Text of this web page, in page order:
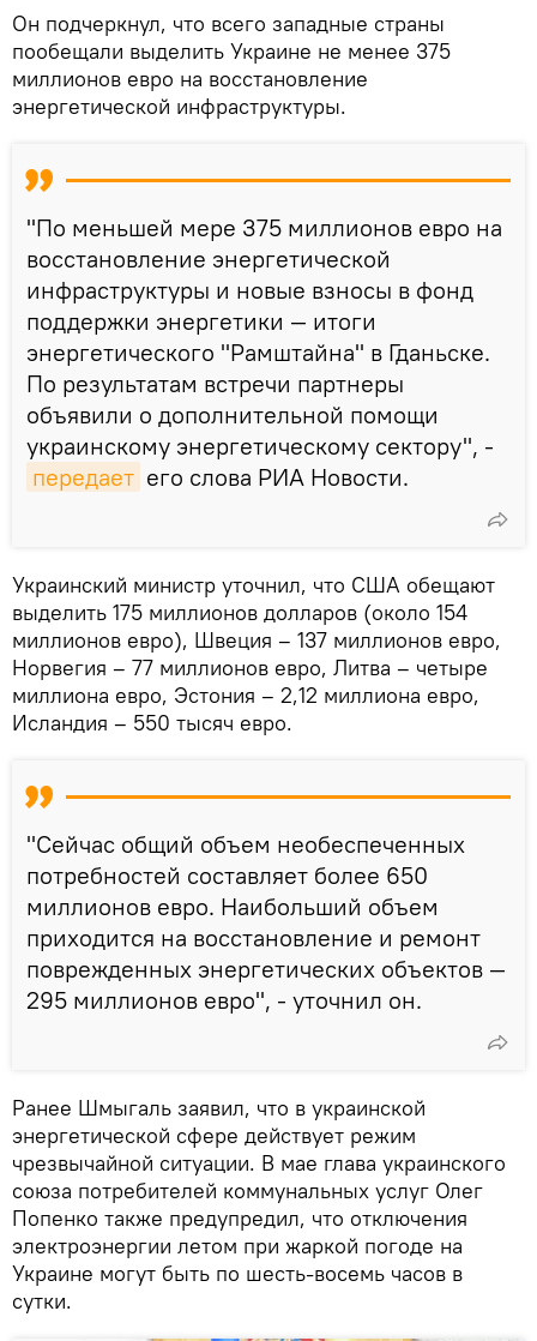
Он подчеркнул, что всего западные страны
пообещали выделить Украине не менее 375
миллионов евро на восстановление
энергетической инфраструктуры.
"По меньшей мере 375 миллионов евро на
восстановление энергетической
инфраструктуры и новые взносы в фонд
поддержки энергетики — итоги
энергетического "Рамштайна" в Гданьске.
По результатам встречи партнеры
объявили о дополнительной помощи
украинскому энергетическому сектору", -
передает его слова РИА Новости.
Украинский министр уточнил, что США обещают
выделить 175 миллионов долларов (около 154
миллионов евро), Швеция – 137 миллионов евро,
Норвегия – 77 миллионов евро, Литва – четыре
миллиона евро, Эстония – 2,12 миллиона евро,
Исландия – 550 тысяч евро.
"Сейчас общий объем необеспеченных
потребностей составляет более 650
миллионов евро. Наибольший объем
приходится на восстановление и ремонт
поврежденных энергетических объектов —
295 миллионов евро", - уточнил он.
Ранее Шмыгаль заявил, что в украинской
энергетической сфере действует режим
чрезвычайной ситуации. В мае глава украинского
союза потребителей коммунальных услуг Олег
Попенко также предупредил, что отключения
электроэнергии летом при жаркой погоде на
Украине могут быть по шесть-восемь часов в
сутки.